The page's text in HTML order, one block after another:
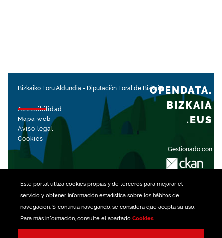
Este portal utiliza cookiespropias y de terceros para mejorar el
servicio y obtener información estadística sobre los hábitos de
navegación. Si continúa navegando, se considera que acepta su uso.
Para más información, consulte el apartado Cookies.
Bizkaiko Foru Aldundia - Diputación Foral de Bizkaia
Accesibilidad
Mapa web
Aviso legal
Cookies
Gestionado con
OPENDATA.
BIZKAIA
.EUS